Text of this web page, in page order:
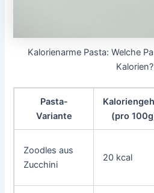
Kalorienarme Pasta: Welche
Kalorien?
Pasta-
Variante
(pro
Zoodles aus
Zucchini
20 kcal